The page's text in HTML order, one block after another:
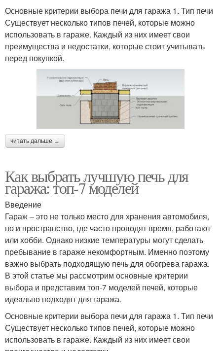
Основные критерии выбора печи для гаража 1. Тип печи
Существует несколько типов печей, которые можно
использовать в гараже. Каждый из них имеет свои
преимущества и недостатки, которые стоит учитывать
перед покупкой.
читать дальше →
Как выбрать лучшую печь для
гаража: топ-7 моделей
Введение
Гараж – это не только место для хранения автомобиля,
но и пространство, где часто проводят время, работают
или хобби. Однако низкие температуры могут сделать
пребывание в гараже некомфортным. Именно поэтому
важно выбрать подходящую печь для обогрева гаража.
В этой статье мы рассмотрим основные критерии
выбора и представим топ-7 моделей печей, которые
идеально подходят для гаража.
Основные критерии выбора печи для гаража 1. Тип печи
Существует несколько типов печей, которые можно
использовать в гараже. Каждый из них имеет свои